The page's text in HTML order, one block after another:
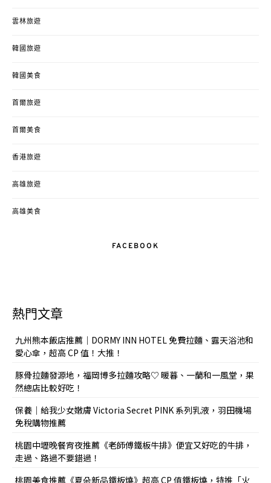
雲林旅遊
韓國旅遊
韓國美食
首爾旅遊
首爾美食
香港旅遊
高雄旅遊
高雄美食
FACEBOOK
熱門文章
九州熊本飯店推薦｜DORMY INN HOTEL 免費拉麵、露天浴池和
愛心傘，超高 CP 值！大推！
豚骨拉麵發源地，福岡博多拉麵攻略♡ 暖暮、一蘭和一風堂，果
然總店比較好吃！
保養｜給我少女嫩膚 Victoria Secret PINK 系列乳液，羽田機場
免稅購物推薦
桃園中壢晚餐宵夜推薦《老師傅鐵板牛排》便宜又好吃的牛排，
走過、路過不要錯過！
桃園美食推薦《夏朵新品鐵板燒》超高 CP 值鐵板燒，特推「火